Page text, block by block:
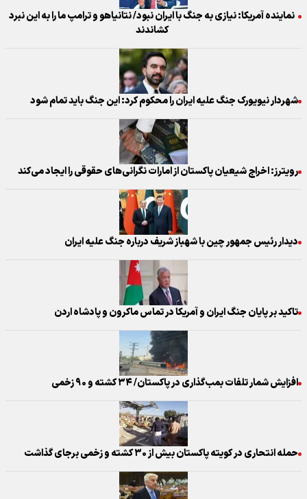
نماینده آمریکا: نیازی به جنگ با ایران نبود/ نتانیاهو و ترامپ ما را به این نبرد
کشاندند
شهردار نیویورک جنگ علیه ایران را محکوم کرد: این جنگ باید تمام شود
رویترز: اخراج شیعیان پاکستان از امارات نگرانی‌های حقوقی را ایجاد می‌کند
دیدار رئیس جمهور چین با شهباز شریف درباره جنگ علیه ایران
تاکید بر پایان جنگ ایران و آمریکا در تماس ماکرون و پادشاه اردن
افزایش شمار تلفات بمب‌گذاری در پاکستان/ ۳۴ کشته و ۹۰ زخمی
حمله انتحاری در ‌کویته پاکستان بیش از ۳۰ کشته و زخمی برجای گذاشت